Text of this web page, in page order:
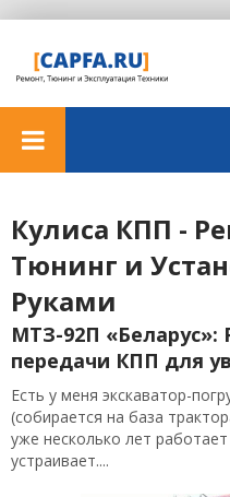
Кулиса КПП -
Тюнинг и
Руками
МТЗ-92П «Беларус»:
передачи КПП для
Есть у меня экскаватор-
(собирается на база
уже несколько лет
устраивает....